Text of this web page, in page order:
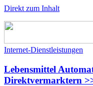
Direkt zum Inhalt
Internet-Dienstleistungen
Lebensmittel
Direktvermarktern